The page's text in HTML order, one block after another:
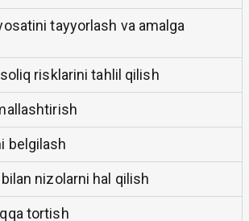
tayyorlash va amalga
risklarini tahlil qilish
belgilash
nizolarni hal qilish
tortish